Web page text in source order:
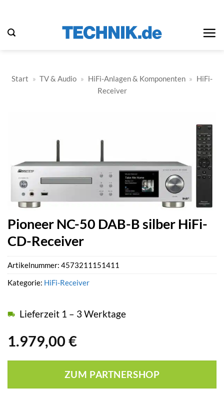
springen
Start » TV & Audio » HiFi-Anlagen & Komponenten » HiFi-
Receiver
Pioneer NC-50 DAB-B silber HiFi-
CD-Receiver
1.979,00 €
Lieferzeit 1 – 3 Werktage
ZUM PARTNERSHOP
Artikelnummer: 4573211151411
Kategorie: HiFi-Receiver